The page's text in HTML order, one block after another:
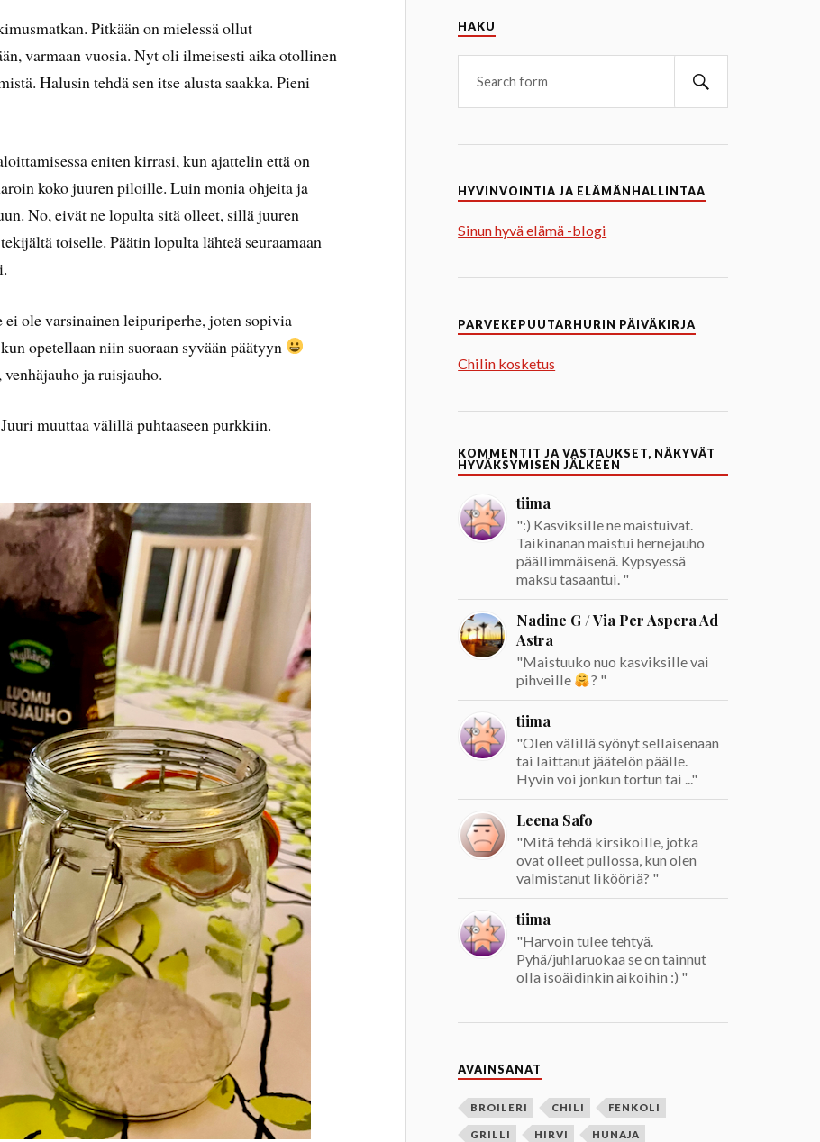
Pitkään on mielessä ollut
varmaan vuosia. Nyt oli ilmeisesti aika otollinen
Halusin tehdä sen itse alusta saakka. Pieni
eniten kirrasi, kun ajattelin että on
koko juuren piloille. Luin monia ohjeita ja
No, eivät ne lopulta sitä olleet, sillä juuren
toiselle. Päätin lopulta lähteä seuraamaan
ei ole varsinainen leipuriperhe, joten sopivia
opetellaan niin suoraan syvään päätyyn
ja ruisjauho.
muuttaa välillä puhtaaseen purkkiin.
HAKU
HYVINVOINTIA JA ELÄMÄNHALLINTAA
Sinun hyvä elämä -blogi
PARVEKEPUUTARHURIN PÄIVÄKIRJA
Chilin kosketus
KOMMENTIT JA VASTAUKSET, NÄKYVÄT
HYVÄKSYMISEN JÄLKEEN
tiima
":) Kasviksille ne maistuivat.
Taikinanan maistui hernejauho
päällimmäisenä. Kypsyessä
maksu tasaantui. "
Nadine G / Via Per Aspera Ad
Astra
"Maistuuko nuo kasviksille vai
pihveille
? "
tiima
"Olen välillä syönyt sellaisenaan
tai laittanut jäätelön päälle.
Hyvin voi jonkun tortun tai ..."
Leena Safo
"Mitä tehdä kirsikoille, jotka
ovat olleet pullossa, kun olen
valmistanut likööriä? "
tiima
"Harvoin tulee tehtyä.
Pyhä/juhlaruokaa se on tainnut
olla isoäidinkin aikoihin :) "
AVAINSANAT
BROILERI CHILI FENKOLI
GRILLI HIRVI HUNAJA